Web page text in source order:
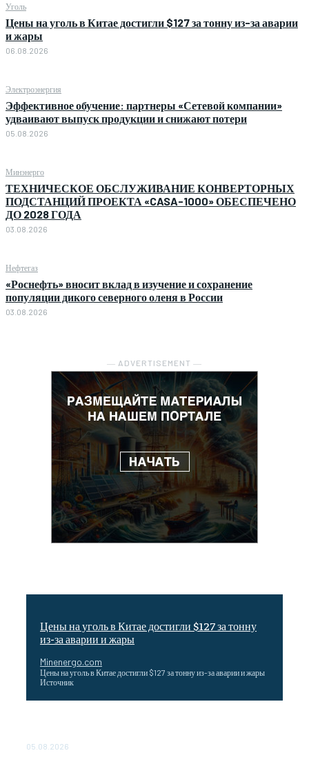
Уголь
Цены на уголь в Китае достигли $127 за тонну из-за аварии
и жары
06.08.2026
Электроэнергия
Эффективное обучение: партнеры «Сетевой компании»
удваивают выпуск продукции и снижают потери
05.08.2026
Минэнерго
ТЕХНИЧЕСКОЕ ОБСЛУЖИВАНИЕ КОНВЕРТОРНЫХ
ПОДСТАНЦИЙ ПРОЕКТА «CASA-1000» ОБЕСПЕЧЕНО
ДО 2028 ГОДА
03.08.2026
Нефтегаз
«Роснефть» вносит вклад в изучение и сохранение
популяции дикого северного оленя в России
03.08.2026
― ADVERTISEMENT ―
Цены на уголь в Китае достигли $127 за тонну
из-за аварии и жары
Minenergo.com
Цены на уголь в Китае достигли $127 за тонну из-за аварии и жары
Источник
05.08.2026